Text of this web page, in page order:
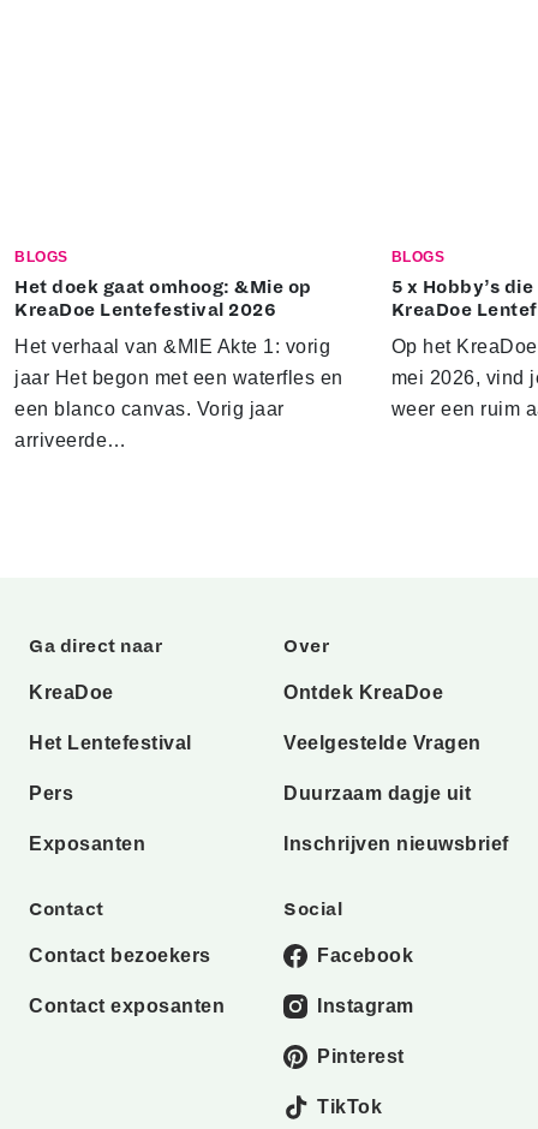
BLOGS
Het doek gaat omhoog: &Mie op
KreaDoe Lentefestival 2026
Het verhaal van &MIE Akte 1: vorig
jaar Het begon met een waterfles en
een blanco canvas. Vorig jaar
arriveerde…
BLOGS
5 x Hobby’s
KreaDoe
Op het
mei 2026, vind
weer een ruim
Ga direct naar
KreaDoe
Het Lentefestival
Pers
Exposanten
Over
Ontdek KreaDoe
Veelgestelde Vragen
Duurzaam dagje uit
Inschrijven nieuwsbrief
Contact
Contact bezoekers
Contact exposanten
Social
Facebook
Instagram
Pinterest
TikTok